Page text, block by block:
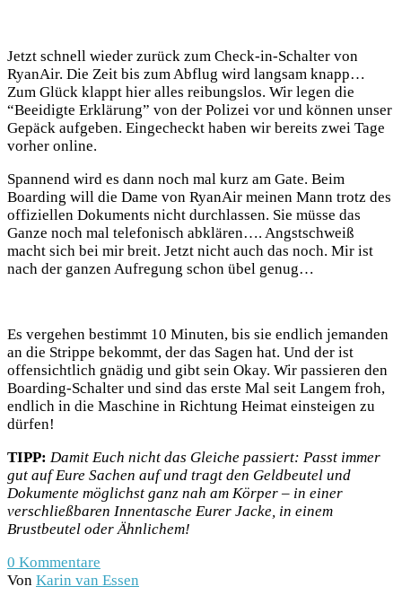
Jetzt schnell wieder zurück zum Check-in-Schalter von
RyanAir. Die Zeit bis zum Abflug wird langsam knapp…
Zum Glück klappt hier alles reibungslos. Wir legen die
“Beeidigte Erklärung” von der Polizei vor und können unser
Gepäck aufgeben. Eingecheckt haben wir bereits zwei Tage
vorher online.
Spannend wird es dann noch mal kurz am Gate. Beim
Boarding will die Dame von RyanAir meinen Mann trotz des
offiziellen Dokuments nicht durchlassen. Sie müsse das
Ganze noch mal telefonisch abklären…. Angstschweiß
macht sich bei mir breit. Jetzt nicht auch das noch. Mir ist
nach der ganzen Aufregung schon übel genug…
Es vergehen bestimmt 10 Minuten, bis sie endlich jemanden
an die Strippe bekommt, der das Sagen hat. Und der ist
offensichtlich gnädig und gibt sein Okay. Wir passieren den
Boarding-Schalter und sind das erste Mal seit Langem froh,
endlich in die Maschine in Richtung Heimat einsteigen zu
dürfen!
TIPP: Damit Euch nicht das Gleiche passiert: Passt immer
gut auf Eure Sachen auf und tragt den Geldbeutel und
Dokumente möglichst ganz nah am Körper – in einer
verschließbaren Innentasche Eurer Jacke, in einem
Brustbeutel oder Ähnlichem!
0 Kommentare
Von Karin van Essen